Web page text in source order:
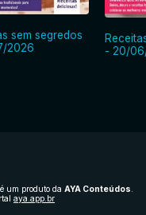
sem segredos
2026
- 20/
é um produto da AYA Conteúdos
aya.app.br